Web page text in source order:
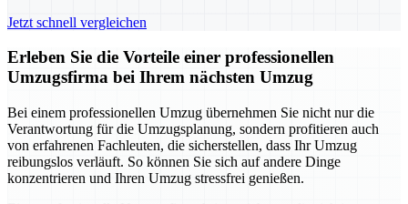
Jetzt schnell vergleichen
Erleben Sie die Vorteile einer professionellen
Umzugsfirma bei Ihrem nächsten Umzug
Bei einem professionellen Umzug übernehmen Sie nicht nur die
Verantwortung für die Umzugsplanung, sondern profitieren auch
von erfahrenen Fachleuten, die sicherstellen, dass Ihr Umzug
reibungslos verläuft. So können Sie sich auf andere Dinge
konzentrieren und Ihren Umzug stressfrei genießen.